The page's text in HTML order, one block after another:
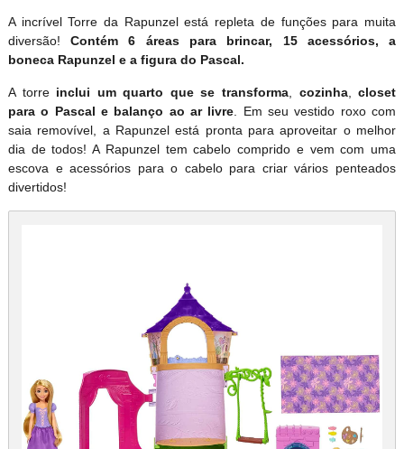
A incrível Torre da Rapunzel está repleta de funções para muita
diversão!Contém 6 áreas para brincar, 15 acessórios, a
boneca Rapunzel e a figura do Pascal.
A torre inclui um quarto que se transforma, cozinha,closet
para o Pascal e balanço ao ar livre. Em seu vestido roxo com
saia removível, a Rapunzel está pronta para aproveitar o melhor
dia de todos! A Rapunzel tem cabelo comprido e vem com uma
escova e acessórios para o cabelo para criar vários penteados
divertidos!